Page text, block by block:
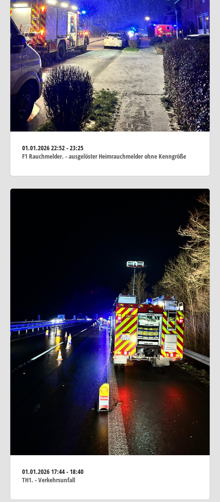
01.01.202622:52 - 23:25
F1 Rauchmelder. - ausgelöster Heimrauchmelder ohne Kenngröße
01.01.202617:44 - 18:40
TH1. - Verkehrsunfall